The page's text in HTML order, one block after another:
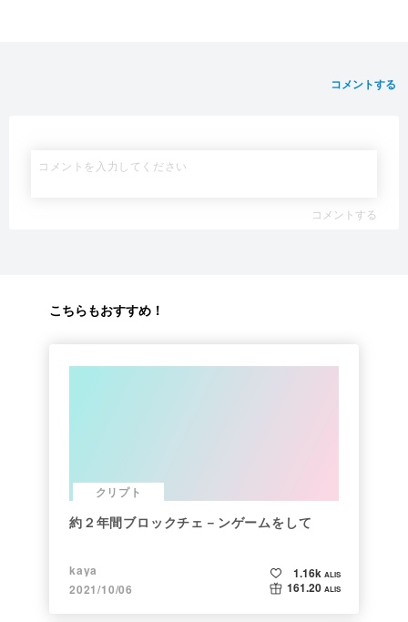
コメントする
コメントする
こちらもおすすめ！
クリプト
約２年間ブロックチェ－ンゲームをして
kaya
2021/10/06
1.16k ALIS
161.20 ALIS